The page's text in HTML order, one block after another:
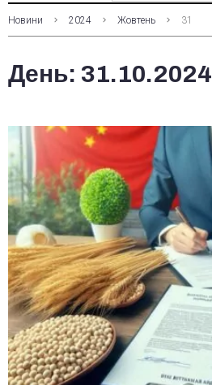
Новини 2024 Жовтень 31
День: 31.10.2024